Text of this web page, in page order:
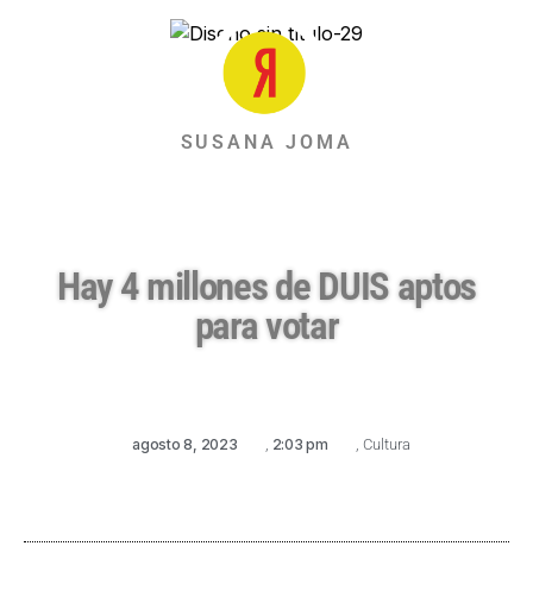
SUSANA JOMA
Hay 4 millones de DUIS aptos
para votar
agosto 8, 2023 2:03 pm Cultura